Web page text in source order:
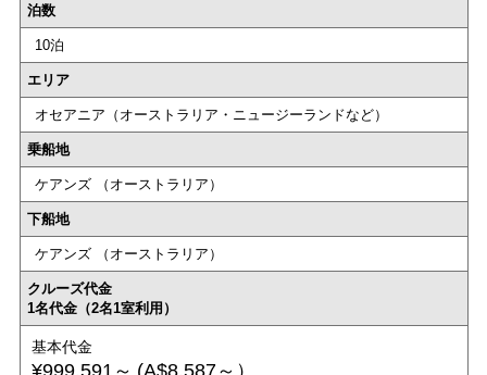
泊数
10泊
エリア
オセアニア（オーストラリア・ニュージーランドなど）
乗船地
ケアンズ （オーストラリア）
下船地
ケアンズ （オーストラリア）
クルーズ代金
1名代金（2名1室利用）
基本代金